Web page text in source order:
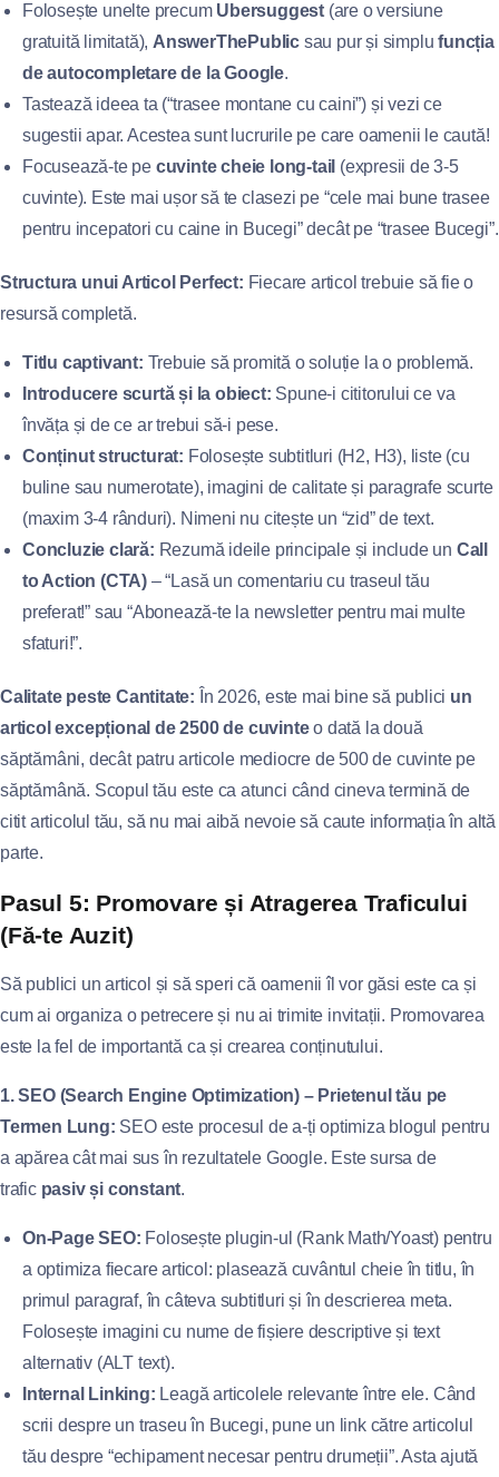
Folosește unelte precum Ubersuggest (are o versiune
gratuită limitată), AnswerThePublic sau pur și simplufuncția
de autocompletare de la Google.
Tastează ideea ta (“trasee montane cu caini”) și vezi ce
sugestii apar. Acestea sunt lucrurile pe care oamenii le caută!
Focusează-te pe cuvinte cheie long-tail (expresii de 3-5
cuvinte). Este mai ușor să te clasezi pe “cele mai bune trasee
pentru incepatori cu caine in Bucegi” decât pe “trasee Bucegi”.
Structura unui Articol Perfect: Fiecare articol trebuie să fie o
resursă completă.
Titlu captivant: Trebuie să promită o soluție la o problemă.
Introducere scurtă și la obiect: Spune-i cititorului ce va
învăța și de ce ar trebui să-i pese.
Conținut structurat: Folosește subtitluri (H2, H3), liste (cu
buline sau numerotate), imagini de calitate și paragrafe scurte
(maxim 3-4 rânduri). Nimeni nu citește un “zid” de text.
Concluzie clară: Rezumă ideile principale și include un Call
to Action (CTA) – “Lasă un comentariu cu traseul tău
preferat!” sau “Abonează-te la newsletter pentru mai multe
sfaturi!”.
Calitate peste Cantitate: În 2026, este mai bine să publici un
articol excepțional de 2500 de cuvinteo dată la două
săptămâni, decât patru articole mediocre de 500 de cuvinte pe
săptămână. Scopul tău este ca atunci când cineva termină de
citit articolul tău, să nu mai aibă nevoie să caute informația în altă
parte.
Pasul 5: Promovare și Atragerea Traficului
(Fă-te Auzit)
Să publici un articol și să speri că oamenii îl vor găsi este ca și
cum ai organiza o petrecere și nu ai trimite invitații. Promovarea
este la fel de importantă ca și crearea conținutului.
1. SEO (Search Engine Optimization) – Prietenul tău pe
Termen Lung: SEO este procesul de a-ți optimiza blogul pentru
a apărea cât mai sus în rezultatele Google. Este sursa de
trafic pasiv și constant.
On-Page SEO: Folosește plugin-ul (Rank Math/Yoast) pentru
a optimiza fiecare articol: plasează cuvântul cheie în titlu, în
primul paragraf, în câteva subtitluri și în descrierea meta.
Folosește imagini cu nume de fișiere descriptive și text
alternativ (ALT text).
Internal Linking: Leagă articolele relevante între ele. Când
scrii despre un traseu în Bucegi, pune un link către articolul
tău despre “echipament necesar pentru drumeții”. Asta ajută